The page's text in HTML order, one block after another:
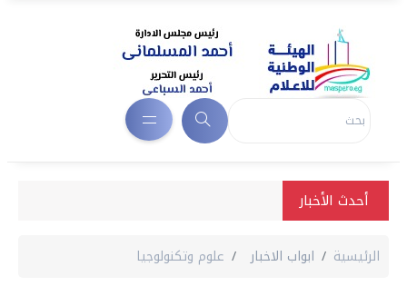
أحدث الأخبار
الرئيسية ابواب الاخبار علوم وتكنولوجيا